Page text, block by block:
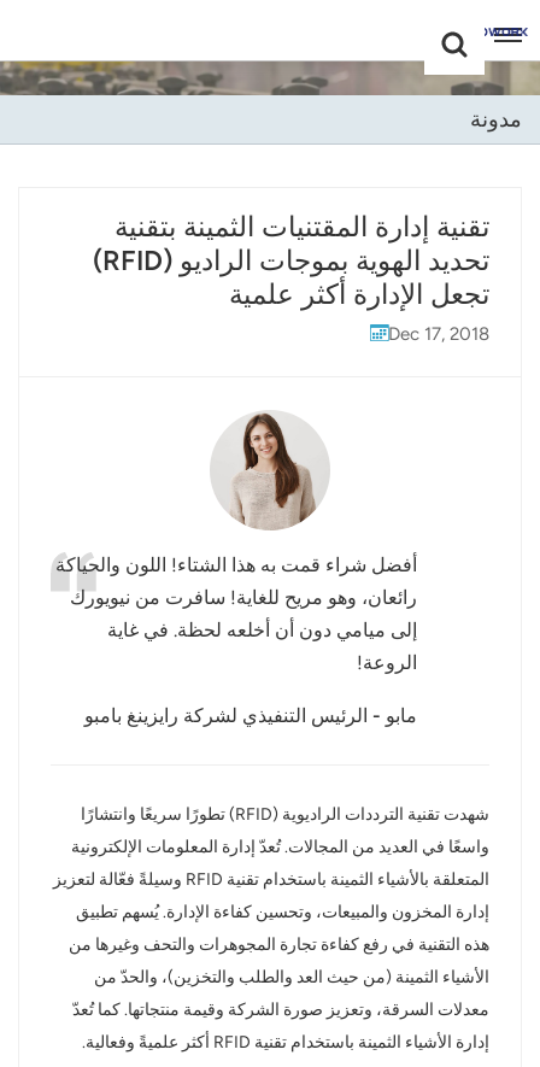
+86 -18681515767
English
Deutsch
Русский
Português
Nederland
عربي
日语
Melayu
Polski
แบบไทย
Tiếng Việt
مدونة
تقنية إدارة المقتنيات الثمينة بتقنية
تحديد الهوية بموجات الراديو (RFID)
تجعل الإدارة أكثر علمية
Dec 17, 2018
أفضل شراء قمت به هذا الشتاء! اللون والحياكة
رائعان، وهو مريح للغاية! سافرت من نيويورك
إلى ميامي دون أن أخلعه لحظة. في غاية
الروعة!
مابو - الرئيس التنفيذي لشركة رايزينغ بامبو
شهدت تقنية الترددات الراديوية (RFID) تطورًا سريعًا وانتشارًا
واسعًا في العديد من المجالات. تُعدّ إدارة المعلومات الإلكترونية
المتعلقة بالأشياء الثمينة باستخدام تقنية RFID وسيلةً فعّالة لتعزيز
إدارة المخزون والمبيعات، وتحسين كفاءة الإدارة. يُسهم تطبيق
هذه التقنية في رفع كفاءة تجارة المجوهرات والتحف وغيرها من
الأشياء الثمينة (من حيث العد والطلب والتخزين)، والحدّ من
معدلات السرقة، وتعزيز صورة الشركة وقيمة منتجاتها. كما تُعدّ
إدارة الأشياء الثمينة باستخدام تقنية RFID أكثر علميةً وفعالية.